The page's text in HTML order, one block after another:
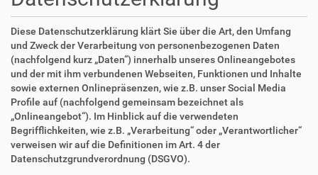
Diese Datenschutzerklärung klärt Sie über die Art, den Umfang
und Zweck der Verarbeitung von personenbezogenen Daten
(nachfolgend kurz „Daten“) innerhalb unseres Onlineangebotes
und der mit ihm verbundenen Webseiten, Funktionen und Inhalte
sowie externen Onlinepräsenzen, wie z.B. unser Social Media
Profile auf (nachfolgend gemeinsam bezeichnet als
„Onlineangebot“). Im Hinblick auf die verwendeten
Begrifflichkeiten, wie z.B. „Verarbeitung“ oder „Verantwortlicher“
verweisen wir auf die Definitionen im Art. 4 der
Datenschutzgrundverordnung (DSGVO).